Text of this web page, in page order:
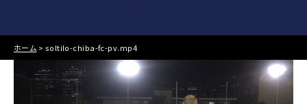
ホーム > soltilo-chiba-fc-pv.mp4